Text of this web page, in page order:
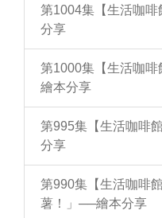
第1004集【生活咖
分享
第1000集【生活咖
繪本分享
第995集【生活咖啡
分享
第990集【生活咖啡
薯！」──繪本分享